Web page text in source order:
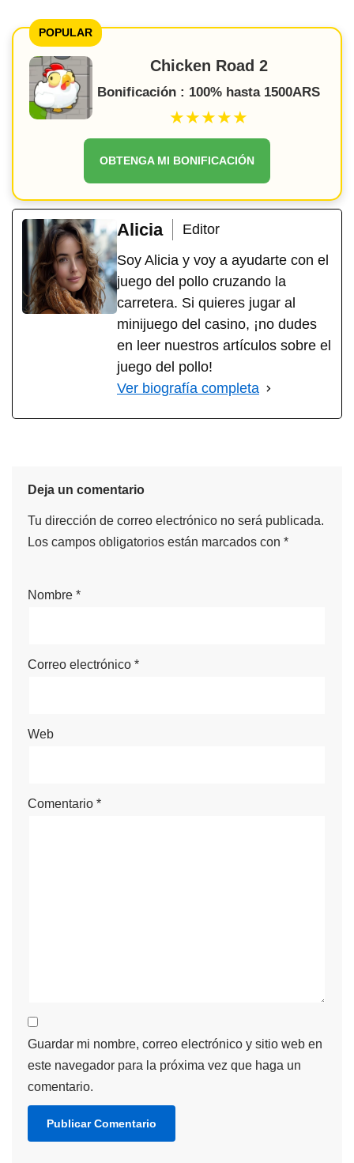
POPULAR
Chicken Road 2
Bonificación : 100% hasta 1500ARS
★★★★★
OBTENGA MI BONIFICACIÓN
Alicia
Editor
Soy Alicia y voy a ayudarte con el
juego del pollo cruzando la
carretera. Si quieres jugar al
minijuego del casino, ¡no dudes
en leer nuestros artículos sobre el
juego del pollo!
Ver biografía completa
Deja un comentario
Tu dirección de correo electrónico no será publicada.
Los campos obligatorios están marcados con *
Nombre *
Correo electrónico *
Web
Comentario *
Guardar mi nombre, correo electrónico y sitio web en
este navegador para la próxima vez que haga un
comentario.